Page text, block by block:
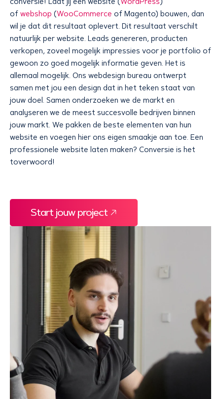
of webshop (WooCommerce of Magento) bouwen, dan
wil je dat dit resultaat oplevert. Dit resultaat verschilt
natuurlijk per website. Leads genereren, producten
verkopen, zoveel mogelijk impressies voor je portfolio of
gewoon zo goed mogelijk informatie geven. Het is
allemaal mogelijk. Ons webdesign bureau ontwerpt
samen met jou een design dat in het teken staat van
jouw doel. Samen onderzoeken we de markt en
analyseren we de meest succesvolle bedrijven binnen
jouw markt. We pakken de beste elementen van hun
website en voegen hier ons eigen smaakje aan toe. Een
professionele website laten maken? Conversie is het
toverwoord!
Start jouw project